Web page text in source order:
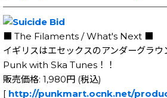
■ The Filaments / What's Next ■
イギリスはエセックスのアンダーグラウ
Punk with Ska Tunes！！
販売価格: 1,980円 (税込)
[ http://punkmart.ocnk.net/